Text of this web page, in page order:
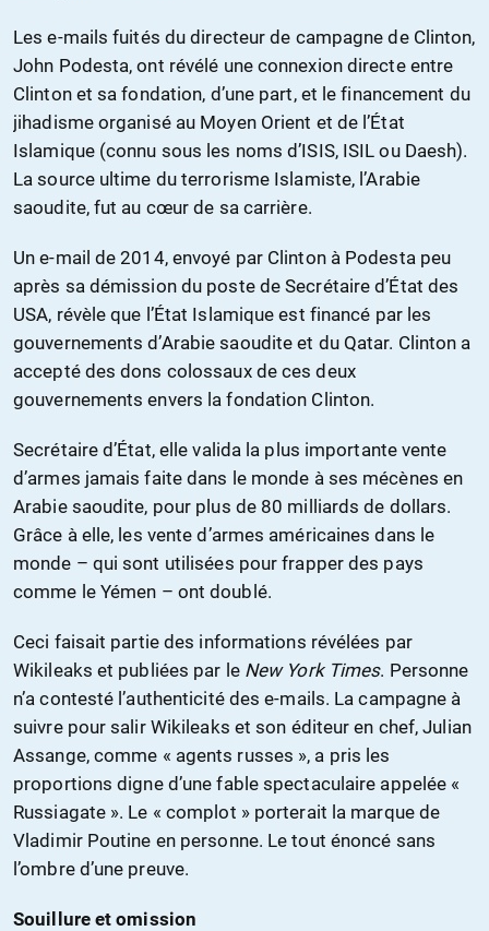
Les e-mails fuités du directeur de campagne de Clinton,
John Podesta, ont révélé une connexion directe entre
Clinton et sa fondation, d’une part, et le financement du
jihadisme organisé au Moyen Orient et de l’État
Islamique (connu sous les noms d’ISIS, ISIL ou Daesh).
La source ultime du terrorisme Islamiste, l’Arabie
saoudite, fut au cœur de sa carrière.
Un e-mail de 2014, envoyé par Clinton à Podesta peu
après sa démission du poste de Secrétaire d’État des
USA, révèle que l’État Islamique est financé par les
gouvernements d’Arabie saoudite et du Qatar. Clinton a
accepté des dons colossaux de ces deux
gouvernements envers la fondation Clinton.
Secrétaire d’État, elle valida la plus importante vente
d’armes jamais faite dans le monde à ses mécènes en
Arabie saoudite, pour plus de 80 milliards de dollars.
Grâce à elle, les vente d’armes américaines dans le
monde – qui sont utilisées pour frapper des pays
comme le Yémen – ont doublé.
Ceci faisait partie des informations révélées par
Wikileaks et publiées par le New York Times. Personne
n’a contesté l’authenticité des e-mails. La campagne à
suivre pour salir Wikileaks et son éditeur en chef, Julian
Assange, comme « agents russes », a pris les
proportions digne d’une fable spectaculaire appelée «
Russiagate ». Le « complot » porterait la marque de
Vladimir Poutine en personne. Le tout énoncé sans
l’ombre d’une preuve.
Souillure et omission